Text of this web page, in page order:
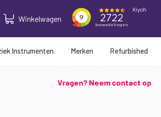
Winkelwagen
Instrumenten Merken Refurbished
Vragen? Neem contact op